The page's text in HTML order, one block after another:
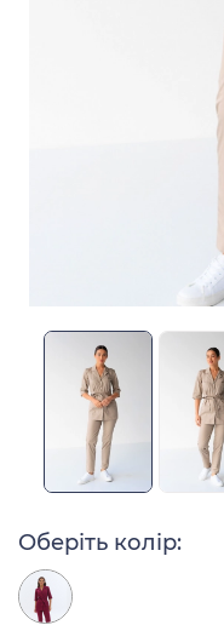
Оберіть колір: